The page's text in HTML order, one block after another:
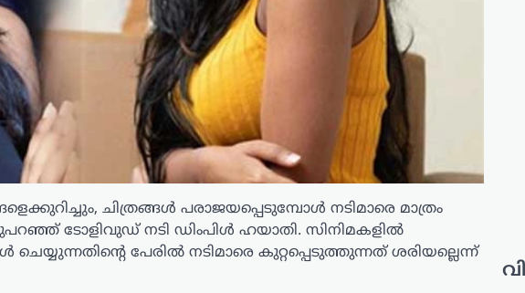
ചിത്രങ്ങൾ പരാജയപ്പെടുമ്പോൾ നടിമാരെ മാത്രം
ടോളിവുഡ് നടി ഡിംപിൾ ഹയാതി. സിനിമകളിൽ
പേരിൽ നടിമാരെ കുറ്റപ്പെടുത്തുന്നത് ശരിയല്ലെന്ന്